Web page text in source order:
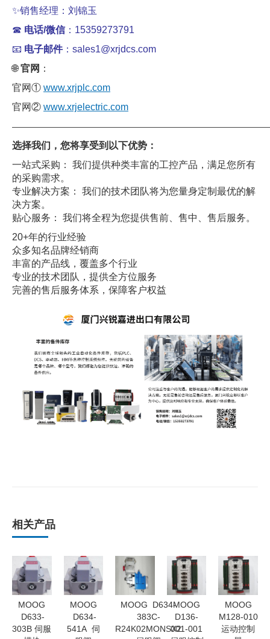
✨销售经理：刘锦玉
☎ 电话/微信：15359273791
📧 电子邮件：sales1@xrjdcs.com
🌐官网 ：
官网① www.xrjplc.com
官网② www.xrjelectric.com
选择我们，您将享受到以下优势：
一站式采购： 我们提供种类丰富的工控产品，满足您所有
的采购需求。
专业解决方案： 我们的技术团队将为您量身定制最优的解
决方案。
贴心服务： 我们将全程为您提供售前、售中、售后服务。
20+年的行业经验
众多知名品牌经销商
丰富的产品线，覆盖多个行业
专业的技术团队，提供全方位服务
完善的售后服务体系，保障客户权益
相关产品
MOOG
D633-
303B 伺服
MOOG
D634-
541A 伺
MOOG D634-
383C-
R24K02MONSX2
MOOG
D136-
001-001
MOOG
M128-010
运动控制